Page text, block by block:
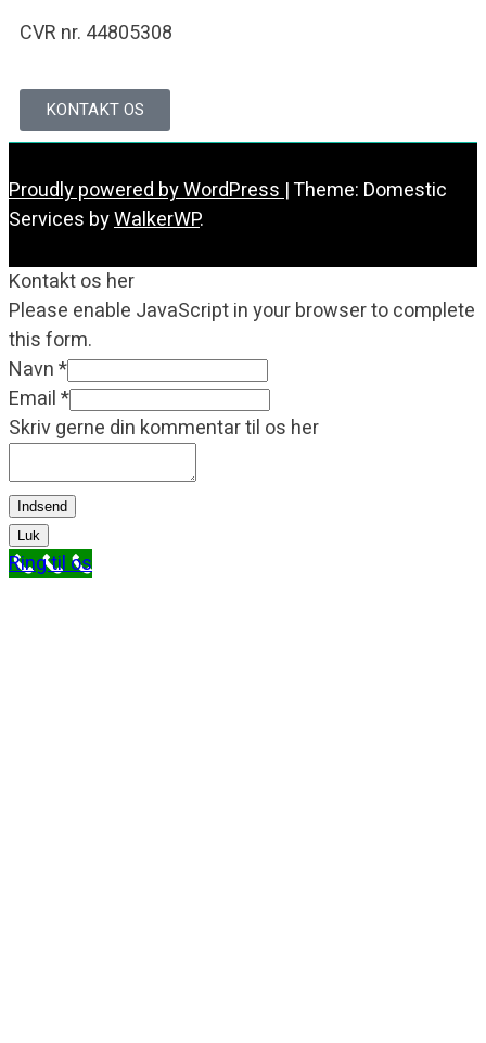
CVR nr. 44805308
KONTAKT OS
Proudly powered by WordPress|Theme: Domestic
Services byWalkerWP.
Kontakt os her
Please enable JavaScript in your browser to complete
this form.
Navn*
Email*
Skriv gerne din kommentar til os her
Indsend
Luk
Ring til os